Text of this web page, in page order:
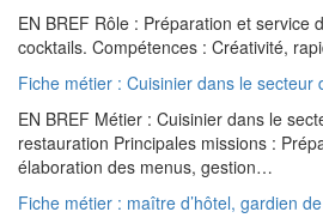
EN BREF Rôle : Préparation et service
cocktails. Compétences : Créativité,
Fiche métier : Cuisinier dans le secteur
EN BREF Métier : Cuisinier dans le
restauration Principales missions :
élaboration des menus, gestion…
Fiche métier : maître d’hôtel, gardien